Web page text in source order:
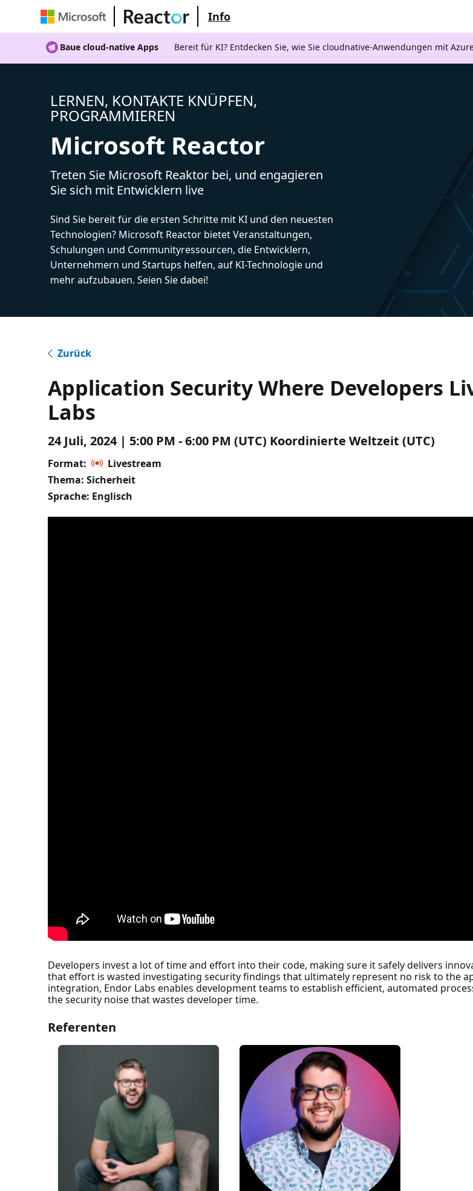
Info
Baue cloud-native Apps Bereit für KI? Entdecken Sie, wie Sie cloudnative-Anwendungen mit
LERNEN, KONTAKTE KNÜPFEN,
PROGRAMMIEREN
Microsoft Reactor
Treten Sie Microsoft Reaktor bei, und engagieren
Sie sich mit Entwicklern live
Sind Sie bereit für die ersten Schritte mit KI und den neuesten
Technologien? Microsoft Reactor bietet Veranstaltungen,
Schulungen und Communityressourcen, die Entwicklern,
Unternehmern und Startups helfen, auf KI-Technologie und
mehr aufzubauen. Seien Sie dabei!
Zurück
Application Security Where Developers
Labs
24 Juli, 2024 | 5:00 PM - 6:00 PM (UTC) Koordinierte Weltzeit (UTC)
Format:
Livestream
Thema: Sicherheit
Sprache: Englisch
Developers invest a lot of time and effort into their code, making sure it safely delivers
that effort is wasted investigating security findings that ultimately represent no risk to the
integration, Endor Labs enables development teams to establish efficient, automated
the security noise that wastes developer time.
Referenten